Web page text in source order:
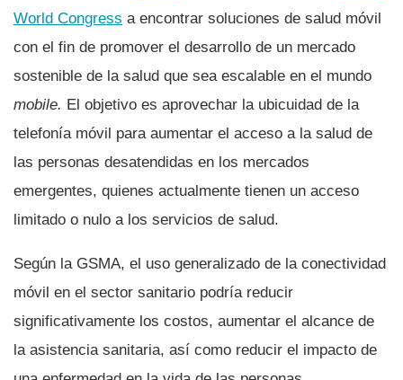
World Congress a encontrar soluciones de salud móvil
con el fin de promover el desarrollo de un mercado
sostenible de la salud que sea escalable en el mundo
mobile. El objetivo es aprovechar la ubicuidad de la
telefoní­a móvil para aumentar el acceso a la salud de
las personas desatendidas en los mercados
emergentes, quienes actualmente tienen un acceso
limitado o nulo a los servicios de salud.
Según la GSMA, el uso generalizado de la conectividad
móvil en el sector sanitario podrí­a reducir
significativamente los costos, aumentar el alcance de
la asistencia sanitaria, así­ como reducir el impacto de